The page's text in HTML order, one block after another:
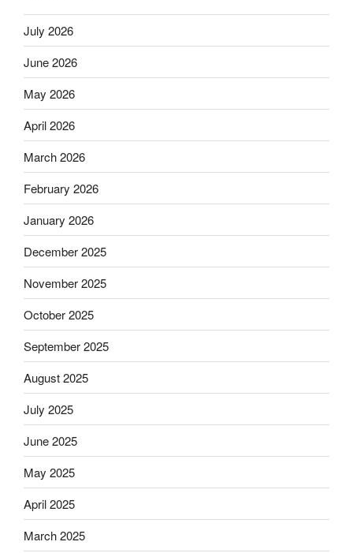
July 2026
June 2026
May 2026
April 2026
March 2026
February 2026
January 2026
December 2025
November 2025
October 2025
September 2025
August 2025
July 2025
June 2025
May 2025
April 2025
March 2025